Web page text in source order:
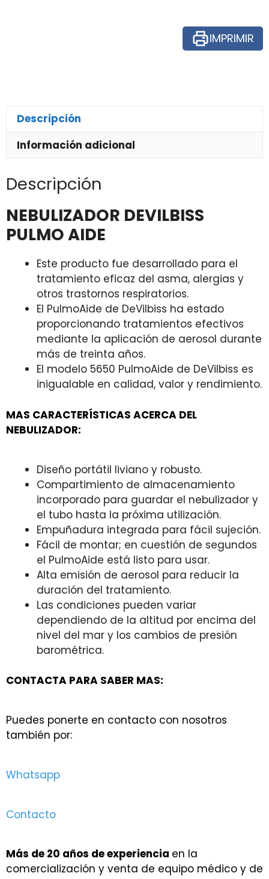
IMPRIMIR
Descripción
Información adicional
Descripción
NEBULIZADOR DEVILBISS
PULMO AIDE
Este producto fue desarrollado para el
tratamiento eficaz del asma, alergias y
otros trastornos respiratorios.
El PulmoAide de DeVilbiss ha estado
proporcionando tratamientos efectivos
mediante la aplicación de aerosol durante
más de treinta años.
El modelo 5650 PulmoAide de DeVilbiss es
inigualable en calidad, valor y rendimiento.
MAS CARACTERÍSTICAS ACERCA DEL
NEBULIZADOR:
Diseño portátil liviano y robusto.
Compartimiento de almacenamiento
incorporado para guardar el nebulizador y
el tubo hasta la próxima utilización.
Empuñadura integrada para fácil sujeción.
Fácil de montar; en cuestión de segundos
el PulmoAide está listo para usar.
Alta emisión de aerosol para reducir la
duración del tratamiento.
Las condiciones pueden variar
dependiendo de la altitud por encima del
nivel del mar y los cambios de presión
barométrica.
CONTACTA PARA SABER MAS:
Puedes ponerte en contacto con nosotros
también por:
Whatsapp
Contacto
Más de 20 años de experiencia en la
comercialización y venta de equipo médico y de